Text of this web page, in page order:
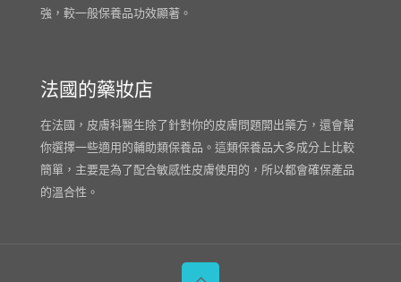
強，較一般保養品功效顯著。
法國的藥妝店
在法國，皮膚科醫生除了針對你的皮膚問題開出藥方，還會幫
你選擇一些適用的輔助類保養品。這類保養品大多成分上比較
簡單，主要是為了配合敏感性皮膚使用的，所以都會確保產品
的溫合性。